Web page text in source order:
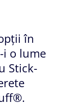
în
i o lume
Stick-